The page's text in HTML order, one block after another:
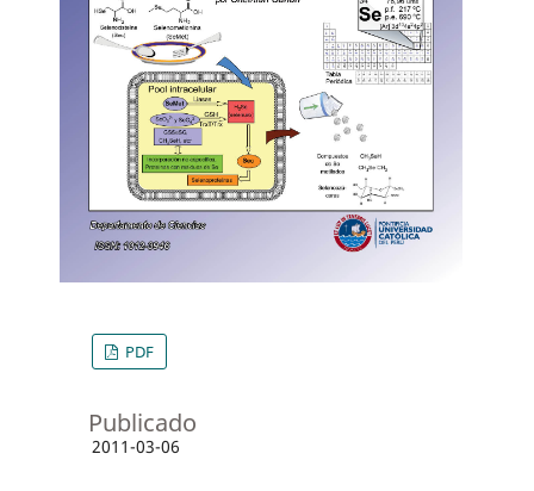
PDF
Publicado
2011-03-06